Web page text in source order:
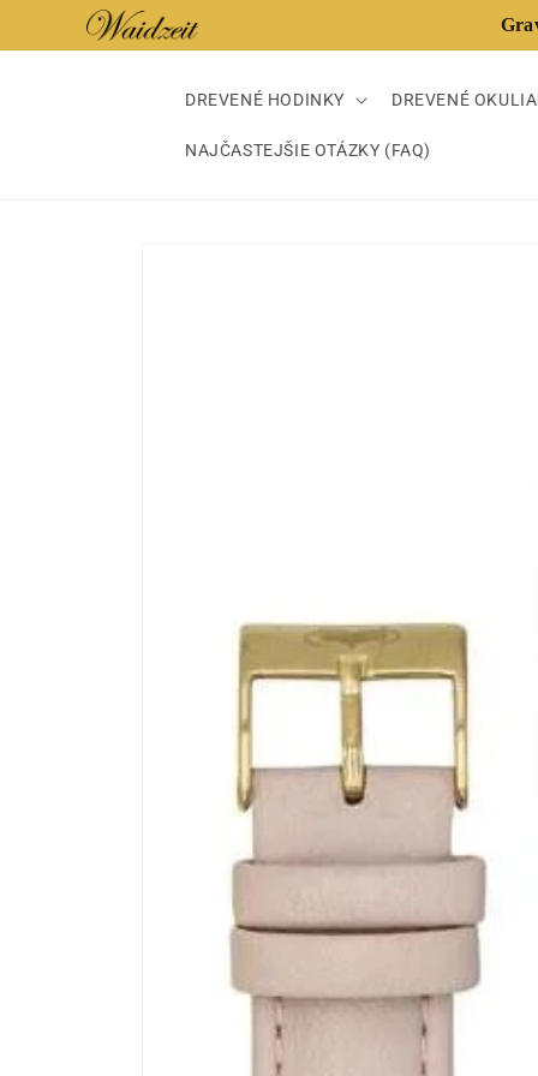
obsah
DREVENÉ HODINKY DREVENÉ
NAJČASTEJŠIE OTÁZKY (FAQ)